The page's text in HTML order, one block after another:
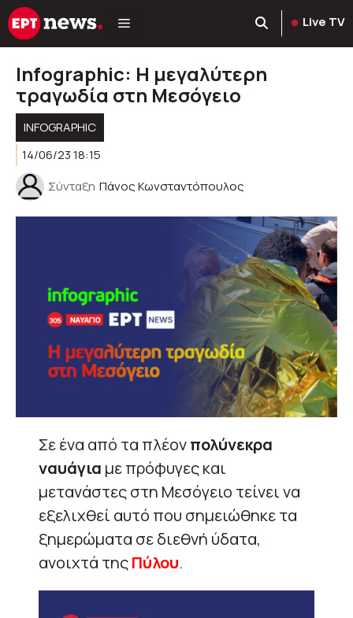
Μετάβαση
σε
Live TV
Infographic: Η μεγαλύτερη
τραγωδία στη Μεσόγειο
INFOGRAPHIC
14/06/23 18:15
Σύνταξη Πάνος Κωνσταντόπουλος
Σε ένα από τα πλέονπολύνεκρα
ναυάγια με πρόφυγες και
μετανάστες στη Μεσόγειο τείνει να
εξελιχθεί αυτό που σημειώθηκε τα
ξημερώματα σε διεθνή ύδατα,
ανοιχτά τηςΠύλου.